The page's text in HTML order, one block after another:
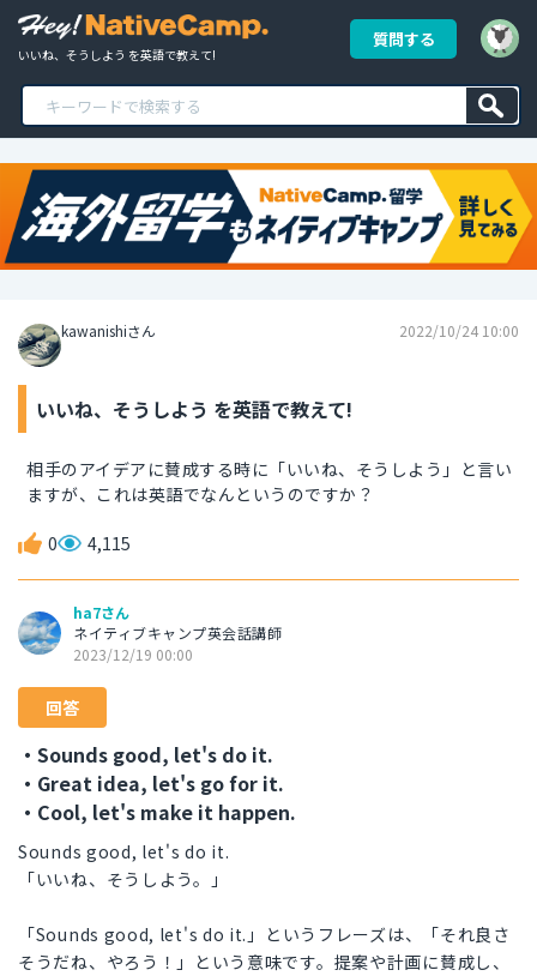
いいね、そうしよう を英語で教えて!
質問する
kawanishiさん 2022/10/24 10:00
いいね、そうしよう を英語で教えて!
相手のアイデアに賛成する時に「いいね、そうしよう」と言い
ますが、これは英語でなんというのですか？
0 4,115
ha7さん
ネイティブキャンプ英会話講師
2023/12/19 00:00
回答
・Sounds good, let's do it.
・Great idea, let's go for it.
・Cool, let's make it happen.
Sounds good, let's do it.
「いいね、そうしよう。」
「Sounds good, let's do it.」というフレーズは、「それ良さ
そうだね、やろう！」という意味です。提案や計画に賛成し、